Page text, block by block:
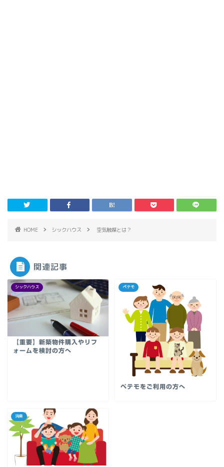
HOME シックハウス 空気触媒とは？
関連記事
シックハウス
【重要】新築物件購入やリフ
ォームを検討の方へ
ペテモ
ペテモをご利用の方へ
消臭